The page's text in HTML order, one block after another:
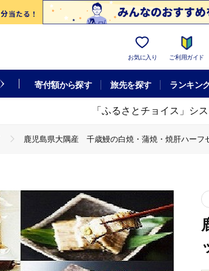
お気に入り ご利用ガイド
寄付額から探す 旅先を探す ランキン
「ふるさとチョイス」シ
鹿児島県大隅産 千歳鰻の白焼・蒲焼・焼肝ハーフ